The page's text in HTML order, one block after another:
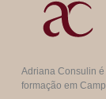
Adriana Consulin
formação em